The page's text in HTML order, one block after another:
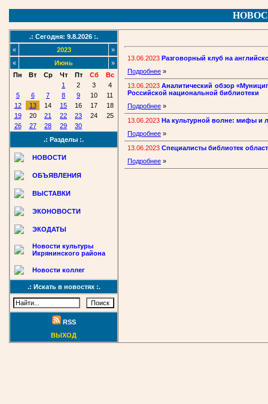
.: Сегодня: 9.8.2026 :.
«
2023
»
«
Июнь
»
Пн
Вт Ср Чт Пт Сб
Вс
1
2 3
4
5
6 7 8 9 10
11
12
13 14 15 16 17
18
19
20 21 22 23 24
25
26
27 28 29
30
.: Разделы :.
НОВОСТИ
ОБЪЯВЛЕНИЯ
ВЫСТАВКИ
ЭКОНОВОСТИ
ЭКОДАТЫ
Новости культуры
Икрянинского района
Новости коллег
.: Искать в новостях :.
RSS
ВЫХОД
13.06.2023 Разговорный клуб на
Подробнее »
13.06.2023 Аналитический обзор
Российской национальной библиотеки
Подробнее »
13.06.2023 На культурной волне: мифы и
Подробнее »
13.06.2023 Специалисты библиотек
Подробнее »